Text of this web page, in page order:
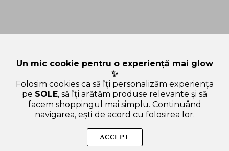
Wonder Releaf Centella Toner - toner de fata formulat cu
Centella Asiatica coreeana si hialuronat de sodiu, care
Un mic cookie pentru o experiență mai glow
✨
Folosim cookies ca să îți personalizăm experiența
pe SOLE, să îți arătăm produse relevante și să
facem shoppingul mai simplu. Continuând
navigarea, ești de acord cu folosirea lor.
ACCEPT